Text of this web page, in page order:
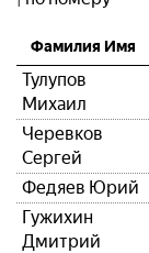
Фамилия Имя
Тулупов
Михаил
Черевков
Сергей
Федяев Юрий
Гужихин
Дмитрий